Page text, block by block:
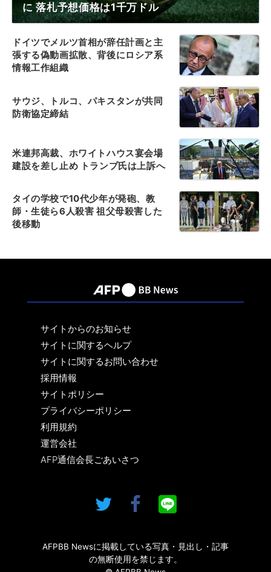
に 落札予想価格は1千万ドル
ドイツでメルツ首相が辞任計画と主
張する偽動画拡散、背後にロシア系
情報工作組織
サウジ、トルコ、パキスタンが共同
防衛協定締結
米連邦高裁、ホワイトハウス宴会場
建設を差し止め トランプ氏は上訴へ
タイの学校で10代少年が発砲、教
師・生徒ら6人殺害 祖父母殺害した
後移動
サイトからのお知らせ
サイトに関するヘルプ
サイトに関するお問い合わせ
採用情報
サイトポリシー
プライバシーポリシー
利用規約
運営会社
AFP通信会長ごあいさつ
AFPBB Newsに掲載している写真・見出し・記事
の無断使用を禁じます。